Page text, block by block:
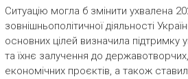
Ситуацію могла б змінити ухвалена
зовнішньополітичної діяльності
основних цілей визначила підтримку
та їхнє залучення до
економічних проєктів, а також